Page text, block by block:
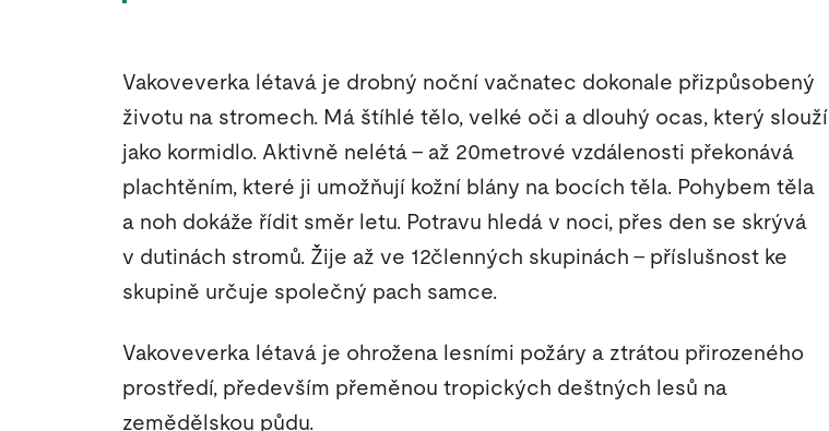
Vakoveverka létavá je drobný noční vačnatec dokonale přizpůsobený
životu na stromech. Má štíhlé tělo, velké oči a dlouhý ocas, který slouží
jako kormidlo. Aktivně nelétá – až 20metrové vzdálenosti překonává
plachtěním, které ji umožňují kožní blány na bocích těla. Pohybem těla
a noh dokáže řídit směr letu. Potravu hledá v noci, přes den se skrývá
v dutinách stromů. Žije až ve 12členných skupinách – příslušnost ke
skupině určuje společný pach samce.
Vakoveverka létavá je ohrožena lesními požáry a ztrátou přirozeného
prostředí, především přeměnou tropických deštných lesů na
zemědělskou půdu.